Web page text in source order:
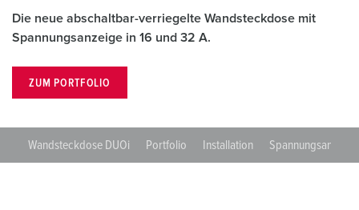
Die neue abschaltbar-verriegelte Wandsteckdose mit
Spannungsanzeige in 16 und 32 A.
ZUM PORTFOLIO
Wandsteckdose DUOi Portfolio Installation Spannungsanzeige